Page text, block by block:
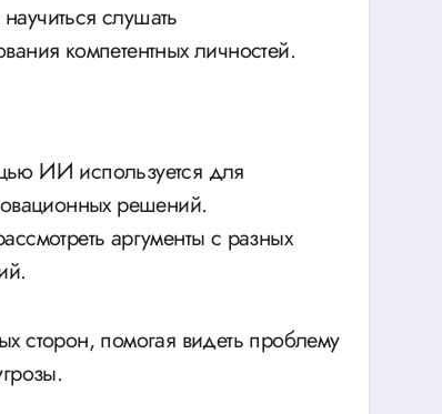
слушать
компетентных личностей.
ИИ используется для
решений.
аргументы с разных
сторон, помогая видеть проблему